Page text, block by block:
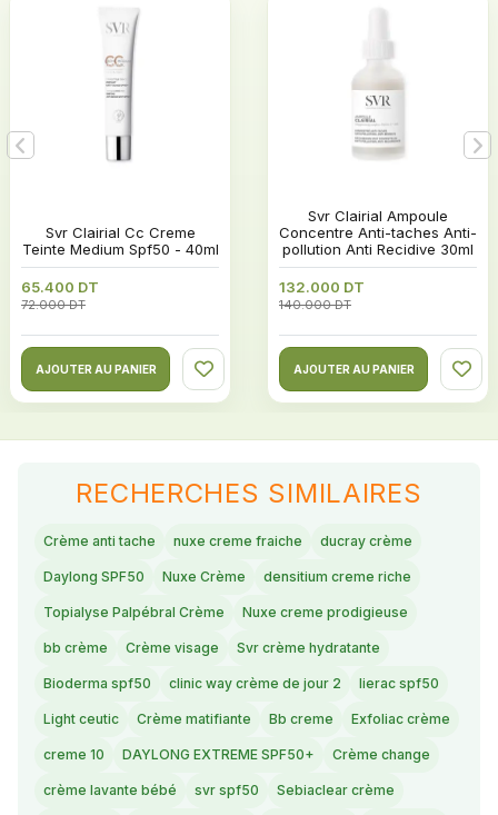
Svr Clairial Cc Creme
Teinte Medium Spf50 - 40ml
65.400 DT
72.000 DT
AJOUTER AU PANIER
Svr Clairial Ampoule
Concentre Anti-taches Anti-
pollution Anti Recidive 30ml
132.000 DT
140.000 DT
AJOUTER AU PANIER
RECHERCHES SIMILAIRES
Crème anti tache nuxe creme fraiche ducray crème
Daylong SPF50 Nuxe Crème densitium creme riche
Topialyse Palpébral Crème Nuxe creme prodigieuse
bb crème Crème visage Svr crème hydratante
Bioderma spf50 clinic way crème de jour 2 lierac spf50
Light ceutic Crème matifiante Bb creme Exfoliac crème
creme 10 DAYLONG EXTREME SPF50+ Crème change
crème lavante bébé svr spf50 Sebiaclear crème